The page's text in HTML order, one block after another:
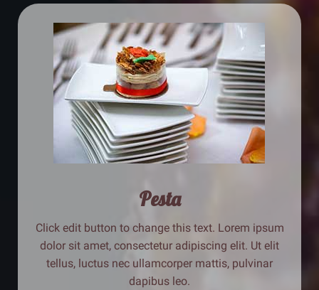
Pesta
Click edit button to change this text. Lorem ipsum
dolor sit amet, consectetur adipiscing elit. Ut elit
tellus, luctus nec ullamcorper mattis, pulvinar
dapibus leo.